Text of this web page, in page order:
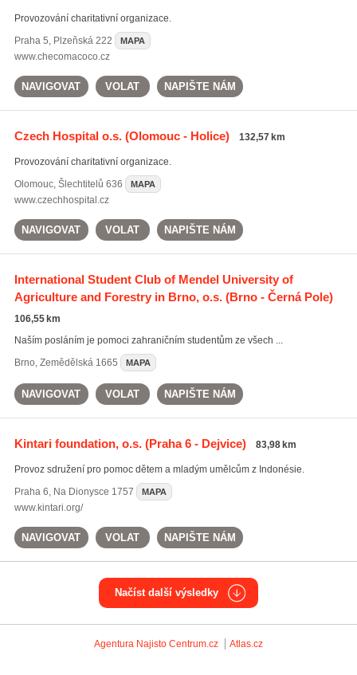
Provozování charitativní organizace.
Praha 5, Plzeňská 222 MAPA
www.checomacoco.cz
NAVIGOVAT VOLAT NAPIŠTE NÁM
Czech Hospital o.s.(Olomouc - Holice) 132,57 km
Provozování charitativní organizace.
Olomouc, Šlechtitelů 636 MAPA
www.czechhospital.cz
NAVIGOVAT VOLAT NAPIŠTE NÁM
International Student Club of Mendel University of
Agriculture and Forestry in Brno, o.s.(Brno - Černá Pole)
106,55 km
Naším posláním je pomoci zahraničním studentům ze všech ...
Brno, Zemědělská 1665 MAPA
NAVIGOVAT VOLAT NAPIŠTE NÁM
Kintari foundation, o.s.(Praha 6 - Dejvice) 83,98 km
Provoz sdružení pro pomoc dětem a mladým umělcům z Indonésie.
Praha 6, Na Dionysce 1757 MAPA
www.kintari.org/
NAVIGOVAT VOLAT NAPIŠTE NÁM
Načíst další výsledky
Agentura Najisto Centrum.cz Atlas.cz